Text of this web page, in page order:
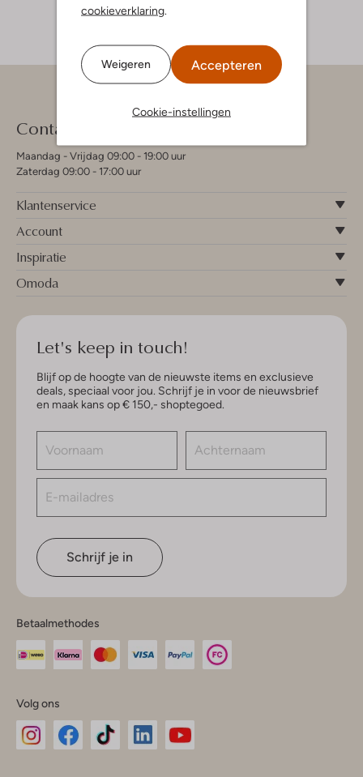
cookieverklaring
Weigeren Accepteren
Cookie-instellingen
Contact
Maandag - Vrijdag 09:00 - 19:00 uur
Zaterdag 09:00 - 17:00 uur
Klantenservice
Account
Inspiratie
Omoda
Let's keep in touch!
Blijf op de hoogte van de nieuwste items en exclusieve
deals, speciaal voor jou. Schrijf je in voor de nieuwsbrief
en maak kans op € 150,- shoptegoed.
Schrijf je in
Betaalmethodes
Volg ons